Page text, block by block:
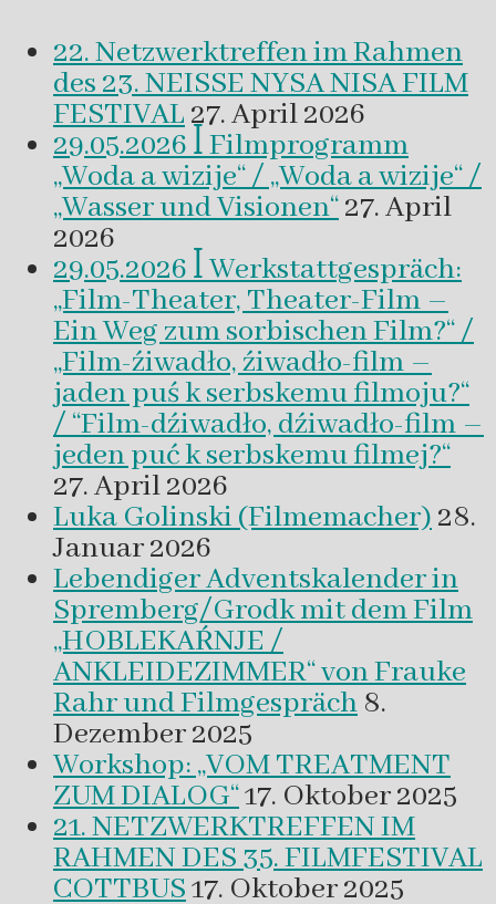
22. Netzwerktreffen im Rahmen
des 23. NEISSE NYSA NISA FILM
FESTIVAL27. April 2026
29.05.2026 ꟾ Filmprogramm
„Woda a wizije“ / „Woda a wizije“ /
„Wasser und Visionen“27. April
2026
29.05.2026 ꟾ Werkstattgespräch:
„Film-Theater, Theater-Film –
Ein Weg zum sorbischen Film?“ /
„Film-źiwadło, źiwadło-film –
jaden puś k serbskemu filmoju?“
/ “Film-dźiwadło, dźiwadło-film –
jeden puć k serbskemu filmej?“
27. April 2026
Luka Golinski (Filmemacher)28.
Januar 2026
Lebendiger Adventskalender in
Spremberg/Grodk mit dem Film
„HOBLEKAŔNJE /
ANKLEIDEZIMMER“ von Frauke
Rahr und Filmgespräch 8.
Dezember 2025
Workshop: „VOM TREATMENT
ZUM DIALOG“17. Oktober 2025
21. NETZWERKTREFFEN IM
RAHMEN DES 35. FILMFESTIVAL
COTTBUS17. Oktober 2025